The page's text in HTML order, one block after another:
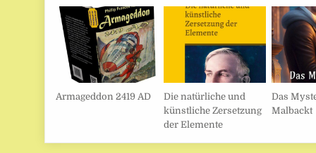
Armageddon 2419 AD
Die natürliche und
künstliche Zersetzung
der Elemente
Das
Malbackt